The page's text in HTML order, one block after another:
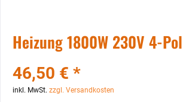
Heizung 1800W 230V 4-
46,50 € *
inkl. MwSt. zzgl. Versandkosten